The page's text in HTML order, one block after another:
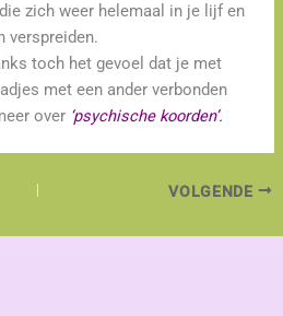
zich weer helemaal in je lijf en
verspreiden.
toch het gevoel dat je met
met een ander verbonden
over ‘psychische koorden’.
VOLGENDE